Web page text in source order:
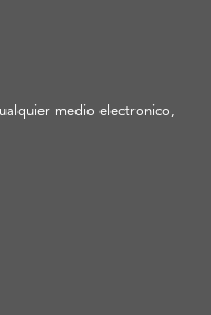
medio electronico,